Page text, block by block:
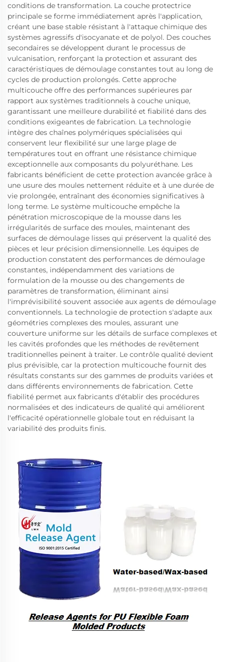
conditions de transformation. La couche protectrice
principale se forme immédiatement après l'application,
créant une base stable résistant à l'attaque chimique des
systèmes agressifs d'isocyanate et de polyol. Des couches
secondaires se développent durant le processus de
vulcanisation, renforçant la protection et assurant des
caractéristiques de démoulage constantes tout au long de
cycles de production prolongés. Cette approche
multicouche offre des performances supérieures par
rapport aux systèmes traditionnels à couche unique,
garantissant une meilleure durabilité et fiabilité dans des
conditions exigeantes de fabrication. La technologie
intègre des chaînes polymériques spécialisées qui
conservent leur flexibilité sur une large plage de
températures tout en offrant une résistance chimique
exceptionnelle aux composants du polyuréthane. Les
fabricants bénéficient de cette protection avancée grâce à
une usure des moules nettement réduite et à une durée de
vie prolongée, entraînant des économies significatives à
long terme. Le système multicouche empêche la
pénétration microscopique de la mousse dans les
irrégularités de surface des moules, maintenant des
surfaces de démoulage lisses qui préservent la qualité des
pièces et leur précision dimensionnelle. Les équipes de
production constatent des performances de démoulage
constantes, indépendamment des variations de
formulation de la mousse ou des changements de
paramètres de transformation, éliminant ainsi
l'imprévisibilité souvent associée aux agents de démoulage
conventionnels. La technologie de protection s'adapte aux
géométries complexes des moules, assurant une
couverture uniforme sur les détails de surface complexes et
les cavités profondes que les méthodes de revêtement
traditionnelles peinent à traiter. Le contrôle qualité devient
plus prévisible, car la protection multicouche fournit des
résultats constants sur des gammes de produits variées et
dans différents environnements de fabrication. Cette
fiabilité permet aux fabricants d'établir des procédures
normalisées et des indicateurs de qualité qui améliorent
l'efficacité opérationnelle globale tout en réduisant la
variabilité des produits finis.